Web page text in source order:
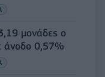
μονάδες ο
άνοδο 0,57%